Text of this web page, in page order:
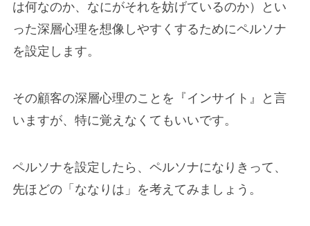
は何なのか、なにがそれを妨げているのか）とい
った深層心理を想像しやすくするためにペルソナ
を設定します。
その顧客の深層心理のことを『インサイト』と言
いますが、特に覚えなくてもいいです。
ペルソナを設定したら、ペルソナになりきって、
先ほどの「ななりは」を考えてみましょう。